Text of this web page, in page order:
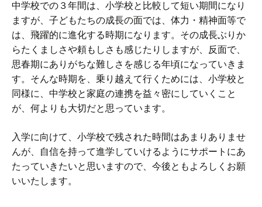
中学校での３年間は、小学校と比較して短い期間になり
ますが、子どもたちの成長の面では、体力・精神面等で
は、飛躍的に進化する時期になります。その成長ぶりか
らたくましさや頼もしさも感じたりしますが、反面で、
思春期にありがちな難しさを感じる年頃になっていきま
す。そんな時期を、乗り越えて行くためには、小学校と
同様に、中学校と家庭の連携を益々密にしていくこと
が、何よりも大切だと思っています。
入学に向けて、小学校で残された時間はあまりありませ
んが、自信を持って進学していけるようにサポートにあ
たっていきたいと思いますので、今後ともよろしくお願
いいたします。